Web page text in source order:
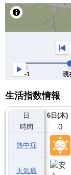
生活指数情報
日
時間
熱中症
天気痛
6日(木)
0